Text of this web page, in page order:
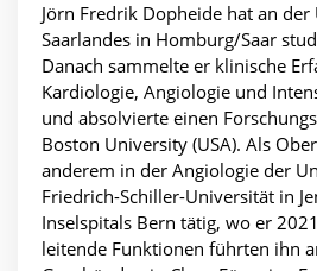
Jörn Fredrik Dopheide hat an
Saarlandes in Homburg/Saar
Danach sammelte er klinische
Kardiologie, Angiologie und
und absolvierte einen
Boston University (USA). Als
anderem in der Angiologie der
Friedrich-Schiller-Universität in
Inselspitals Bern tätig, wo er
leitende Funktionen führten ihn